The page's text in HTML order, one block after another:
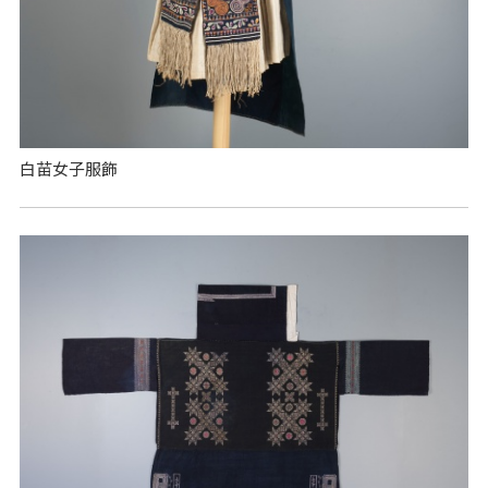
白苗女子服飾